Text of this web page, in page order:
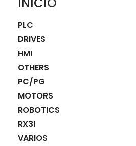
PLC
DRIVES
HMI
OTHERS
PC/PG
MOTORS
ROBOTICS
RX3I
VARIOS